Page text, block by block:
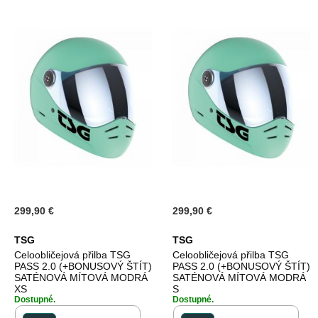
299,90 €
TSG
Celoobličejová přilba TSG
PASS 2.0 (+BONUSOVÝ ŠTÍT)
SATÉNOVÁ MÍTOVÁ MODRÁ
XS
Dostupné.
299,90 €
TSG
Celoobličejová přilba TSG
PASS 2.0 (+BONUSOVÝ ŠTÍT)
SATÉNOVÁ MÍTOVÁ MODRÁ
S
Dostupné.